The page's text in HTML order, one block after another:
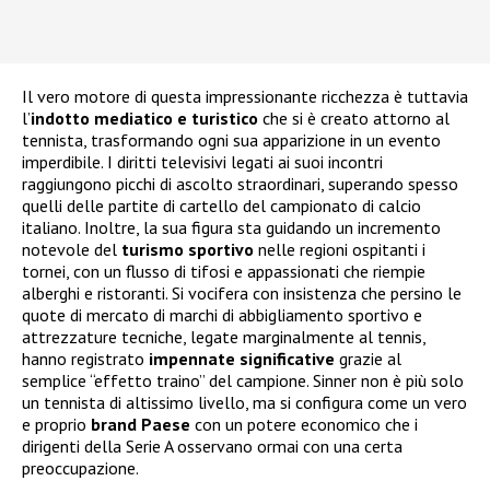
Il vero motore di questa impressionante ricchezza è tuttavia
l’indotto mediatico e turistico che si è creato attorno al
tennista, trasformando ogni sua apparizione in un evento
imperdibile. I diritti televisivi legati ai suoi incontri
raggiungono picchi di ascolto straordinari, superando spesso
quelli delle partite di cartello del campionato di calcio
italiano. Inoltre, la sua figura sta guidando un incremento
notevole del turismo sportivo nelle regioni ospitanti i
tornei, con un flusso di tifosi e appassionati che riempie
alberghi e ristoranti. Si vocifera con insistenza che persino le
quote di mercato di marchi di abbigliamento sportivo e
attrezzature tecniche, legate marginalmente al tennis,
hanno registrato impennate significative grazie al
semplice “effetto traino” del campione. Sinner non è più solo
un tennista di altissimo livello, ma si configura come un vero
e proprio brand Paese con un potere economico che i
dirigenti della Serie A osservano ormai con una certa
preoccupazione.